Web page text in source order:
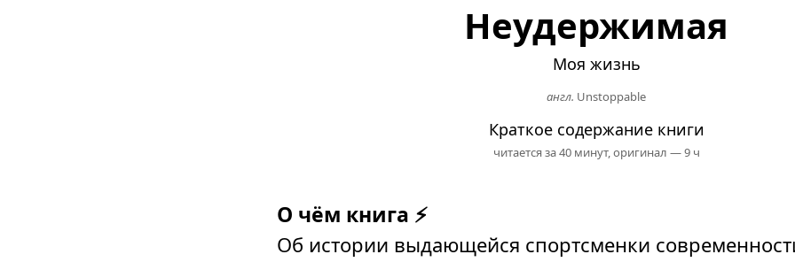
Неудержимая
Моя жизнь
англ. Unstoppable
Краткое содержание книги
читается за 40 минут,оригинал — 9 ч
О чём книга ⚡
Об истории выдающейся спортсменки